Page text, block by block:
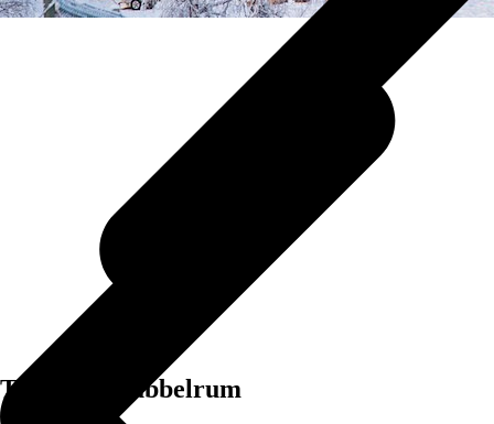
Tipshuset dubbelrum